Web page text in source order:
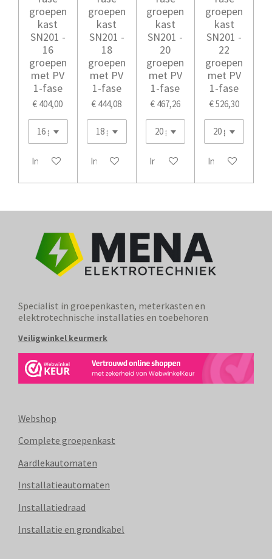
groepen
kast
SN201 -
16
groepen
met PV
1-fase
€ 404,00
In winkelwagen
groepen
kast
SN201 -
18
groepen
met PV
1-fase
€ 444,08
In winkelwagen
groepen
kast
SN201 -
20
groepen
met PV
1-fase
€ 467,26
In winkelwagen
groepen
kast
SN201 -
22
groepen
met PV
1-fase
€ 526,30
In winkelwagen
Specialist in groepenkasten, meterkasten en
elektrotechnische installaties en toebehoren
Veiligwinkel keurmerk
Webshop
Complete groepenkast
Aardlekautomaten
Installatieautomaten
Installatiedraad
Installatie en grondkabel